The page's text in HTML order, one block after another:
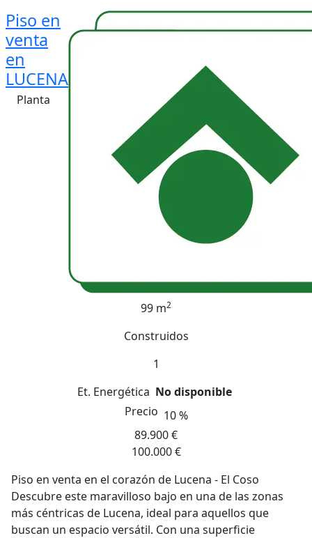
Piso en
venta
en
LUCENA
Planta
99 m2
Construidos
1
Et. Energética No disponible
Precio 10 %
89.900 €
100.000 €
Piso en venta en el corazón de Lucena - El Coso
Descubre este maravilloso bajo en una de las zonas
más céntricas de Lucena, ideal para aquellos que
buscan un espacio versátil. Con una superficie